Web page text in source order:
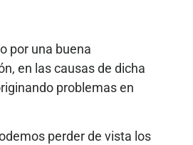
por una buena
en las causas de dicha
problemas en
perder de vista los